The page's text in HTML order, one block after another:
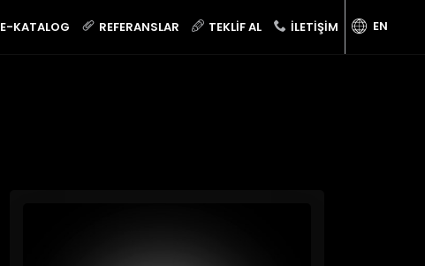
E-KATALOG REFERANSLAR TEKLIF AL İLETIŞIM EN